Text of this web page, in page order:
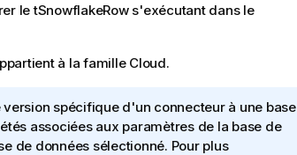
letSnowflakeRows'exécutant dans le
à la famille Cloud.
spécifique d'un connecteur à une base
associées aux paramètres de la base de
de données sélectionné. Pour plus